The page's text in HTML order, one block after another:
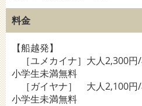
料金
【船越発】
［ユメカイナ］大人2,300
小学生未満無料
［ガイヤナ］ 大人2,100円/
小学生未満無料